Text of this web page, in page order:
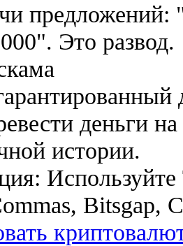
предложений:
Это развод.
деньги
истории.
Bitsgap,